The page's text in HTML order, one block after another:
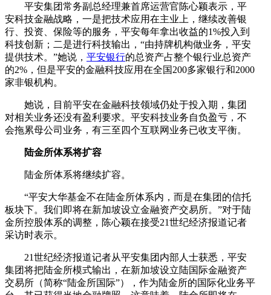
平安集团常务副总经理兼首席运营官陈心颖表示，平
安科技金融战略，一是把技术应用在主业上，继续改善银
行、投资、保险等的服务，平安每年拿出收益的1%投入到
科技创新；二是进行科技输出，“由持牌机构做业务，平安
提供技术。”她说， 平安银行的总资产占整个银行业总资产
的2%，但是平安的金融科技应用在全国200多家银行和2000
家非银机构。
她说，目前平安在金融科技领域仍处于投入期，集团
对相关业务还没有盈利要求。平安科技业务自负盈亏，不
会拖累母公司业务，有三至四个互联网业务已收支平衡。
陆金所体系将扩容
陆金所体系将继续扩容。
“平安大华基金不在陆金所体系内，而是在集团的信托
板块下。我们即将在新加坡设立金融资产交易所。”对于陆
金所控股体系的调整，陈心颖在接受21世纪经济报道记者
采访时表示。
21世纪经济报道记者从平安集团内部人士获悉，平安
集团将把陆金所模式输出，在新加坡设立陆国际金融资产
交易所（简称“陆金所国际”），作为陆金所的国际化业务平